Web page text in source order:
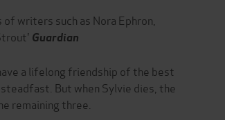
writers such as Nora Ephron,
Guardian
a lifelong friendship of the best
But when Sylvie dies, the
remaining three.